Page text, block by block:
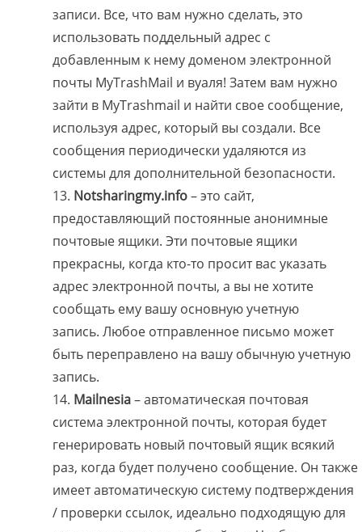
записи. Все, что вам нужно сделать, это
использовать поддельный адрес с
добавленным к нему доменом электронной
почты MyTrashMail и вуаля! Затем вам нужно
зайти в MyTrashmail и найти свое сообщение,
используя адрес, который вы создали. Все
сообщения периодически удаляются из
системы для дополнительной безопасности.
Notsharingmy.info– это сайт,
предоставляющий постоянные анонимные
почтовые ящики. Эти почтовые ящики
прекрасны, когда кто-то просит вас указать
адрес электронной почты, а вы не хотите
сообщать ему вашу основную учетную
запись. Любое отправленное письмо может
быть переправлено на вашу обычную учетную
запись.
Mailnesia– автоматическая почтовая
система электронной почты, которая будет
генерировать новый почтовый ящик всякий
раз, когда будет получено сообщение. Он также
имеет автоматическую систему подтверждения
/ проверки ссылок, идеально подходящую для